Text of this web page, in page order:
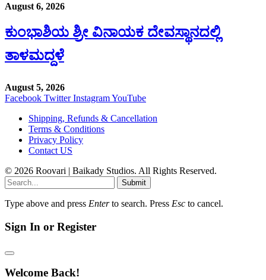
August 6, 2026
ಕುಂಭಾಶಿಯ ಶ್ರೀ ವಿನಾಯಕ ದೇವಸ್ಥಾನದಲ್ಲಿ
ತಾಳಮದ್ದಳೆ
August 5, 2026
Facebook Twitter InstagramYouTube
Shipping, Refunds & Cancellation
Terms & Conditions
Privacy Policy
Contact US
© 2026 Roovari | Baikady Studios. All Rights Reserved.
Submit
Type above and press Enterto search. Press Esc to cancel.
Sign In or Register
Welcome Back!